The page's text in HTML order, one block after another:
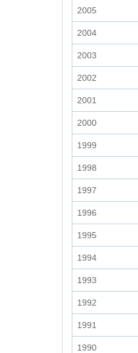
2005
2004
2003
2002
2001
2000
1999
1998
1997
1996
1995
1994
1993
1992
1991
1990